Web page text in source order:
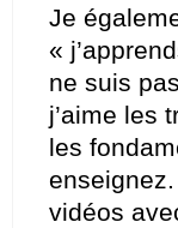
Je
«
ne suis
j’aime les
les
vidéos